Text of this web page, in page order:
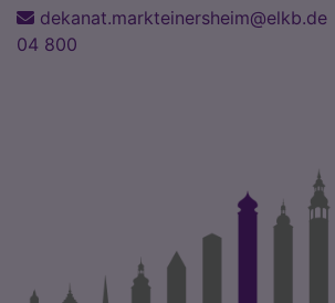
Direkt
zum
dekanat.markteinersheim@elkb.de
04 800